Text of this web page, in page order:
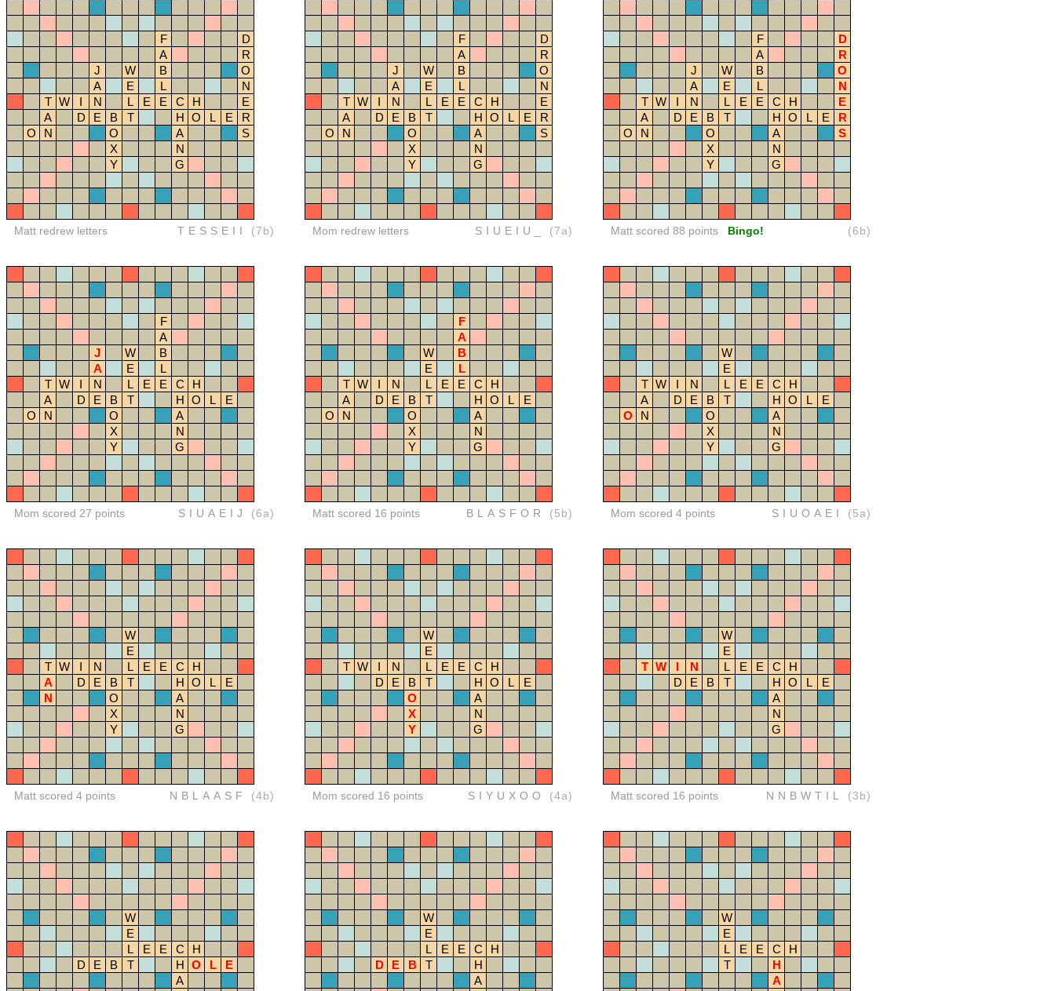
F
D
A
R
J
W B
O
A
E L
N
T W I N L E E C H
E
A
D E B T H O L E
R
O
N O A
S
X
N
Y
G
Matt redrew letters TESSEII (7b)
F
D
A
R
J
W B
O
A
E L
N
T W I N L E E C H
E
A
D E B T H O L E
R
O
N O A
S
X
N
Y
G
Mom redrew letters SIUEIU_ (7a)
F
D
A
R
J
W B
O
A
E L
N
T W I N L E E C H
E
A
D E B T H O L E
R
O
N O A
S
X
N
Y
G
Matt scored 88 points Bingo! (6b)
F
A
J
W
B
A
E
L
T W I N L E E C
H
A
D E B T H O L
E
O
N O
A
X
N
Y
G
Mom scored 27 points SIUAEIJ (6a)
F
A
W
B
E
L
T W I N L E E C
H
A
D E B T H O L
E
O
N O
A
X
N
Y
G
Matt scored 16 points BLASFOR (5b)
W
E
T W I N L E E C
H
A
D E B T H O L
E
O
N O
A
X
N
Y
G
Mom scored 4 points SIUOAEI (5a)
W
E
T W I N L E E C
H
A
D E B T H O L
E
N
O
A
X
N
Y
G
Matt scored 4 points NBLAASF (4b)
W
E
T W I N L E E C
H
D
E B T H O L
E
O
A
X
N
Y
G
Mom scored 16 points SIYUXOO (4a)
W
E
T W I N L E E C
H
D
E B T H O L
E
A
N
G
Matt scored 16 points NNBWTIL (3b)
W
E
L
E E C
H
D
E B T H O L
E
A
W
E
L
E E C
H
D
E B T
H
A
W
E
L
E E C
H
T
H
A